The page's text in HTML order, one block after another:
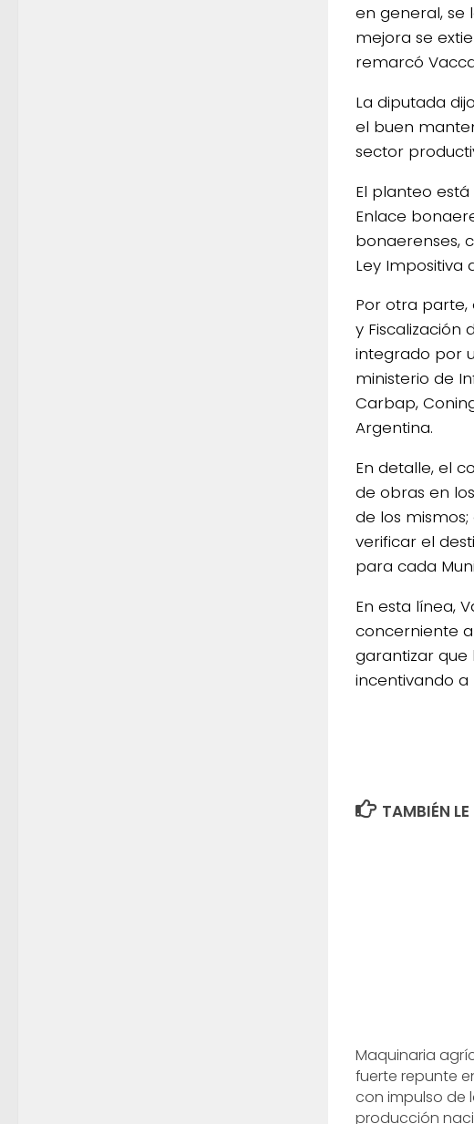
en general, se
mejora se
remarcó
La diputada
el buen
sector
El planteo
Enlace
bonaerenses,
Ley Impositiva
Por otra parte,
y Fiscalización
integrado por
ministerio de
Carbap,
Argentina.
En detalle, el
de obras en
de los
verificar el
para cada
En esta línea,
concerniente
garantizar que
incentivando a
TAMBIÉN LE
Maquinaria
fuerte repunte
con impulso de
producción